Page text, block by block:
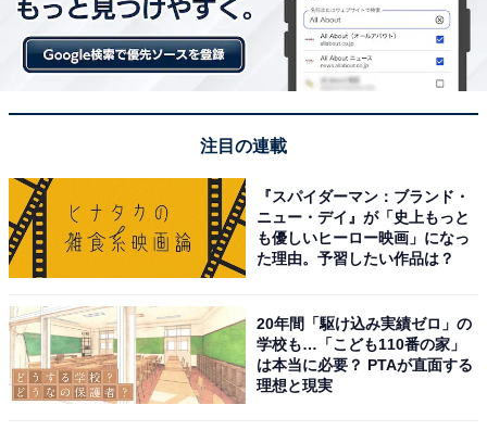
を打たれるファンも少なくありません。
友達になりたい「ちいかわ」のキャラクターランキン
グ！ 2位「ちいかわ」を抑えた1位は？
】
ハチワレ
— ちいかわ?アニメ火金 (@ngnchiikawa)
May 19, 2024
注目の連載
『スパイダーマン：ブランド・
ニュー・デイ』が「史上もっと
も優しいヒーロー映画」になっ
た理由。予習したい作品は？
20年間「駆け込み実績ゼロ」の
学校も…「こども110番の家」
は本当に必要？ PTAが直面する
理想と現実